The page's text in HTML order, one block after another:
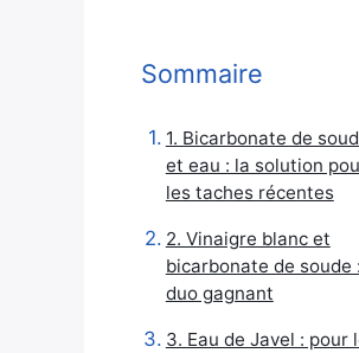
Sommaire
1. Bicarbonate de
et eau : la solution
les taches récentes
2. Vinaigre blanc et
bicarbonate de soude
duo gagnant
3. Eau de Javel : pour